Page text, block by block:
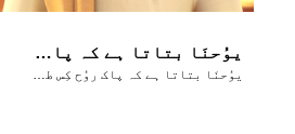
یوُحنَا بتاتا ہے کہ پاک روُح کِس طرح ہر جگہ موُجوُد ہے اور رہنُماٸی کرتا اور مُشوَرت دیتا ہے